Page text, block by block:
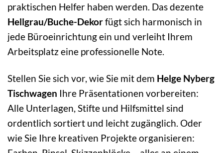
praktischen Helfer haben werden. Das dezente
Hellgrau/Buche-Dekorfügt sich harmonisch in
jede Büroeinrichtung ein und verleiht Ihrem
Arbeitsplatz eine professionelle Note.
Stellen Sie sich vor, wie Sie mit dem Helge Nyberg
Tischwagen Ihre Präsentationen vorbereiten:
Alle Unterlagen, Stifte und Hilfsmittel sind
ordentlich sortiert und leicht zugänglich. Oder
wie Sie Ihre kreativen Projekte organisieren: